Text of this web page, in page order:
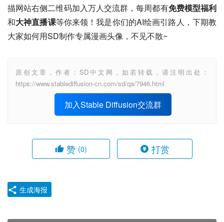
描网站右侧二维码加入万人交流群，每周都有免费模型福利
和大神直播课等你来领！我是你们的AI绘画引路人，下期教
大家如何用SD制作专属漫画头像，不见不散~
原创文章，作者：SD中文网，如若转载，请注明出处：
https://www.stablediffusion-cn.com/sd/qa/7946.html
加入Stable Diffusion交流群
赞 (0) 打赏
生成海报